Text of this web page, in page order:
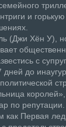
и
(Джи Хён У),
с
дней до
по
как Первая